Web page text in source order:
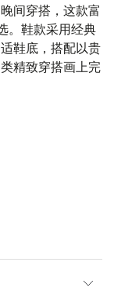
间穿搭，这款富
。鞋款采用经典
鞋底，搭配以贵
精致穿搭画上完